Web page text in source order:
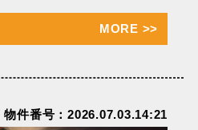
MORE >>
物件番号：2026.07.03.14:21